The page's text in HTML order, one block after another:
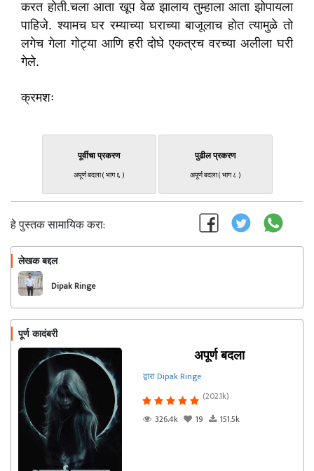
करत होती.चला आता खूप वेळ झालाय तुम्हाला आता झोपायला
पाहिजे. श्यामच घर रम्याच्या घराच्या बाजूलाच होत त्यामुळे तो
लगेच गेला गोट्या आणि हरी दोघे एकत्रच वरच्या अलीला घरी
गेले.
क्रमशः
पूर्वीचा प्रकरण
अपूर्ण बदला ( भाग ६ )
पुढील प्रकरण
अपूर्ण बदला ( भाग ८ )
हे पुस्तक सामायिक करा:
लेखक बद्दल
Dipak Ringe
पूर्ण कादंबरी
अपूर्ण बदला
द्वारा Dipak Ringe
(202.1k)
326.4k
19 151.5k